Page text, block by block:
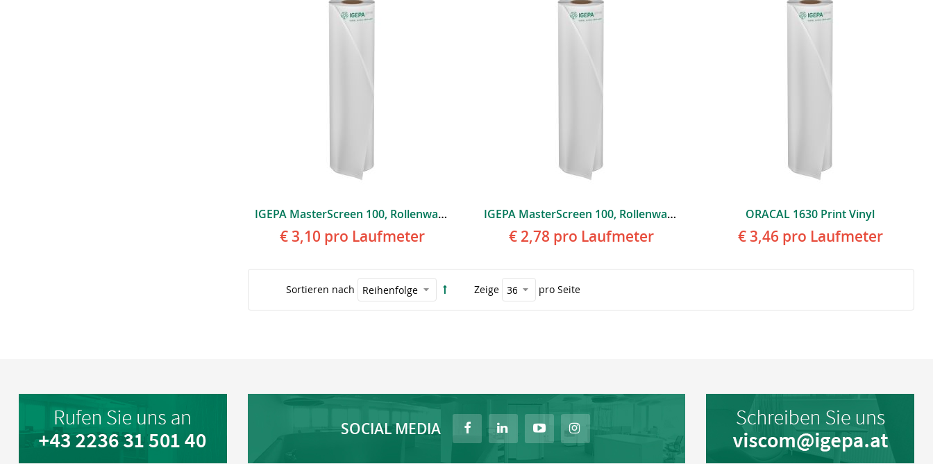
IGEPA MasterScreen 100, Rollenware, Weiß Glänzend, Permanent
€ 3,10 pro Laufmeter
IGEPA MasterScreen 100, Rollenware, Weiß Matt, Ablösbar
€ 2,78 pro Laufmeter
ORACAL 1630 Print Vinyl
€ 3,46 pro Laufmeter
Sortieren nach Zeige pro Seite
SOCIAL MEDIA